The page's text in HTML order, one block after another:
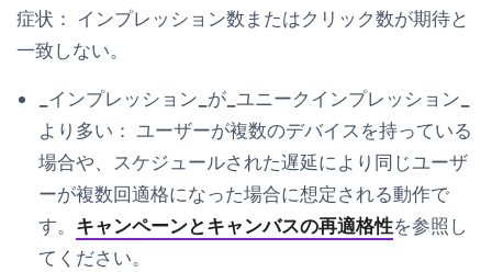
症状： インプレッション数またはクリック数が期待と
一致しない。
_インプレッション_が_ユニークインプレッション_
より多い： ユーザーが複数のデバイスを持っている
場合や、スケジュールされた遅延により同じユーザ
ーが複数回適格になった場合に想定される動作で
す。 キャンペーンとキャンバスの再適格性を参照し
てください。